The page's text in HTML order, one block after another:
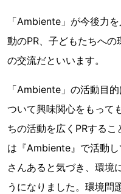
「Ambiente」が今後力
動のPR、子どもたちへ
の交流だといいます。
「Ambiente」の活動目
ついて興味関心をもって
ちの活動を広くPRする
は『Ambiente』で活動し
さんあると気づき、環境
うになりました。環境問